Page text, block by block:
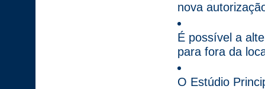
nova
É possível a
para fora da
O Estúdio